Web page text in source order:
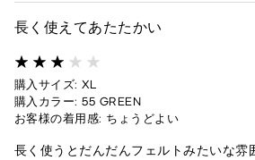
長く使えてあたたかい
購入サイズ: XL
購入カラー: 55 GREEN
お客様の着用感: ちょうどよい
長く使うとだんだんフェルトみたいな雰